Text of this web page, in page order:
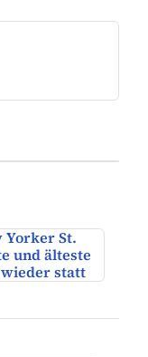
Yorker St.
und älteste
statt